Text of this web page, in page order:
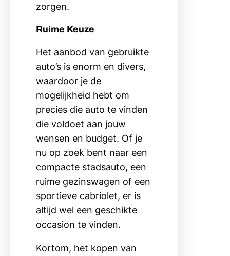
zorgen.
Ruime Keuze
Het aanbod van gebruikte
auto’s is enorm en divers,
waardoor je de
mogelijkheid hebt om
precies die auto te vinden
die voldoet aan jouw
wensen en budget. Of je
nu op zoek bent naar een
compacte stadsauto, een
ruime gezinswagen of een
sportieve cabriolet, er is
altijd wel een geschikte
occasion te vinden.
Kortom, het kopen van